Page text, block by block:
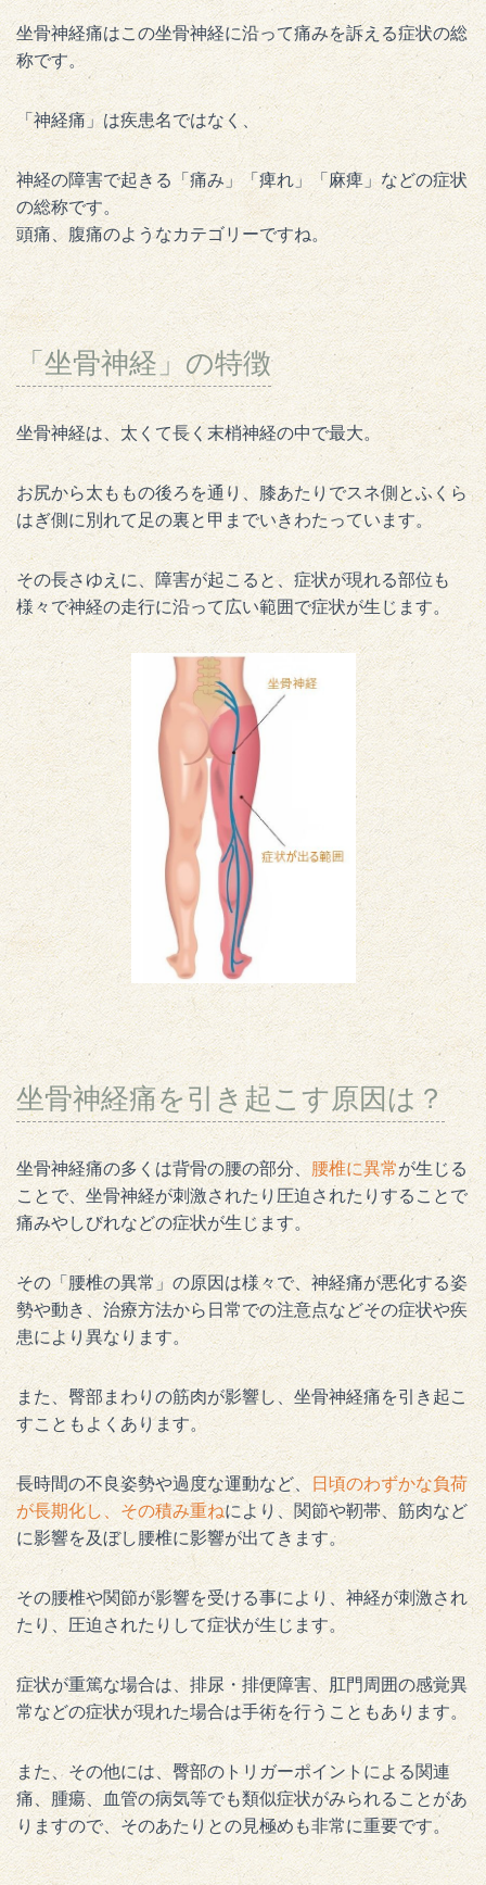
坐骨神経痛はこの坐骨神経に沿って痛みを訴える症状の総
称です。
「神経痛」は疾患名ではなく、
神経の障害で起きる「痛み」「痺れ」「麻痺」などの症状
の総称です。
頭痛、腹痛のようなカテゴリーですね。
「坐骨神経」の特徴
坐骨神経は、太くて長く末梢神経の中で最大。
お尻から太ももの後ろを通り、膝あたりでスネ側とふくら
はぎ側に別れて足の裏と甲までいきわたっています。
その長さゆえに、障害が起こると、症状が現れる部位も
様々で神経の走行に沿って広い範囲で症状が生じます。
坐骨神経痛を引き起こす原因は？
坐骨神経痛の多くは背骨の腰の部分、 腰椎に異常が生じる
ことで、坐骨神経が刺激されたり圧迫されたりすることで
痛みやしびれなどの症状が生じます。
その「腰椎の異常」の原因は様々で、神経痛が悪化する姿
勢や動き、治療方法から日常での注意点などその症状や疾
患により異なります。
また、臀部まわりの筋肉が影響し、坐骨神経痛を引き起こ
すこともよくあります。
長時間の不良姿勢や過度な運動など、 日頃のわずかな負荷
が長期化し、その積み重ねにより、関節や靭帯、筋肉など
に影響を及ぼし腰椎に影響が出てきます。
その腰椎や関節が影響を受ける事により、神経が刺激され
たり、圧迫されたりして症状が生じます。
症状が重篤な場合は、排尿・排便障害、肛門周囲の感覚異
常などの症状が現れた場合は手術を行うこともあります。
また、その他には、臀部のトリガーポイントによる関連
痛、腫瘍、血管の病気等でも類似症状がみられることがあ
りますので、そのあたりとの見極めも非常に重要です。